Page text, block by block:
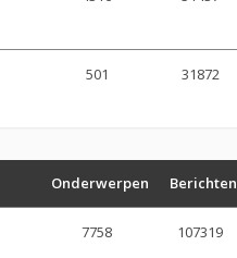
501 31872
Onderwerpen Berichten
7758 107319